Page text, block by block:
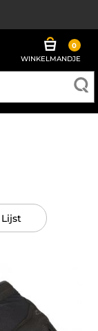
0
WINKELMANDJE
Lijst